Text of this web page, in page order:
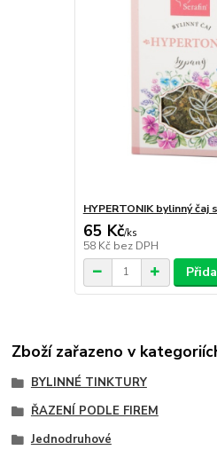
HYPERTONIK bylinný čaj
65 Kč/ks
58 Kč bez DPH
Zboží zařazeno v
BYLINNÉ TINKTURY
ŘAZENÍ PODLE FIREM
Jednodruhové